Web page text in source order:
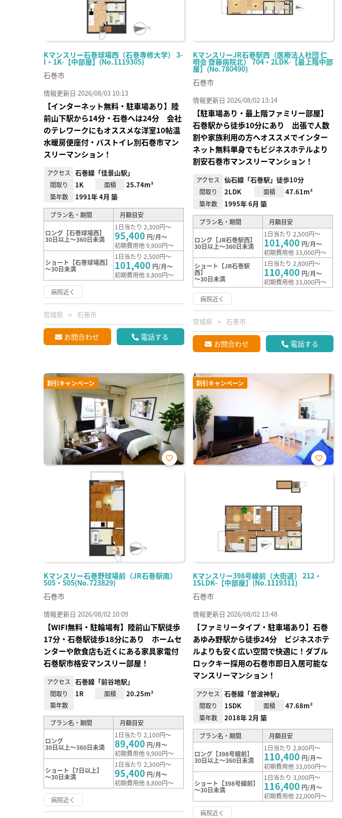
Kマンスリー石巻球場西（石巻専修大学） 3-
I・1K-【中部屋】(No.1119305)
石巻市
情報更新日 2026/08/03 10:13
【インターネット無料・駐車場あり】陸
前山下駅から14分・石巻へは24分 会社
のテレワークにもオススメな洋室10帖温
水暖房便座付・バストイレ別石巻市マン
スリーマンション！
アクセス 石巻線「佳景山駅」
間取り 1K 面積 25.74m²
築年数 1991年 4月 築
プラン名・期間 月額目安
ロング【石巻球場西】
30日以上～360日未満
1日当たり 2,300円～
95,400 円/月～
初期費用他 9,900円～
ショート【石巻球場西】
～30日未満
1日当たり 2,500円～
101,400 円/月～
初期費用他 8,800円～
病院近く
宮城県 石巻市
お問合わせ 電話する
KマンスリーJR石巻駅西（医療法人社団 仁
明会 齋藤病院北） 704・2LDK-【最上階中部
屋】(No.780490)
石巻市
情報更新日 2026/08/02 13:14
【駐車場あり・最上階ファミリー部屋】
石巻駅から徒歩10分にあり 出張で人数
割や家族利用の方へオススメでインター
ネット無料単身でもビジネスホテルより
割安石巻市マンスリーマンション！
アクセス 仙石線「石巻駅」徒歩10分
間取り 2LDK 面積 47.61m²
築年数 1995年 6月 築
プラン名・期間 月額目安
ロング【JR石巻駅西】
30日以上～360日未満
1日当たり 2,500円～
101,400 円/月～
初期費用他 33,000円～
ショート【JR石巻駅
西】
～30日未満
1日当たり 2,800円～
110,400 円/月～
初期費用他 33,000円～
病院近く
宮城県 石巻市
お問合わせ 電話する
割引キャンペーン
Kマンスリー石巻野球場前（JR石巻駅南）
505・505(No.723829)
お気
石巻市
情報更新日 2026/08/02 10:09
【WIFI無料・駐輪場有】陸前山下駅徒歩
17分・石巻駅徒歩18分にあり ホームセ
ンターや飲食店も近くにある家具家電付
石巻駅市格安マンスリー部屋！
アクセス 石巻線「前谷地駅」
間取り 1R 面積 20.25m²
築年数
プラン名・期間 月額目安
ロング
30日以上～360日未満
1日当たり 2,100円～
89,400 円/月～
初期費用他 9,900円～
ショート【7日以上】
～30日未満
1日当たり 2,300円～
95,400 円/月～
初期費用他 8,800円～
病院近く
割引キャンペーン
Kマンスリー398号線前（大街道） 212・
1SLDK-【中部屋】(No.1119311)
お気
石巻市
情報更新日 2026/08/02 13:48
【ファミリータイプ・駐車場あり】石巻
あゆみ野駅から徒歩24分 ビジネスホテ
ルよりも安く広い空間で快適に！ダブル
ロックキー採用の石巻市即日入居可能な
マンスリーマンション！
アクセス 石巻線「曽波神駅」
間取り 1SDK 面積 47.68m²
築年数 2018年 2月 築
プラン名・期間 月額目安
ロング【398号線前】
30日以上～360日未満
1日当たり 2,800円～
110,400 円/月～
初期費用他 33,000円～
ショート【398号線前】
～30日未満
1日当たり 3,000円～
116,400 円/月～
初期費用他 22,000円～
病院近く